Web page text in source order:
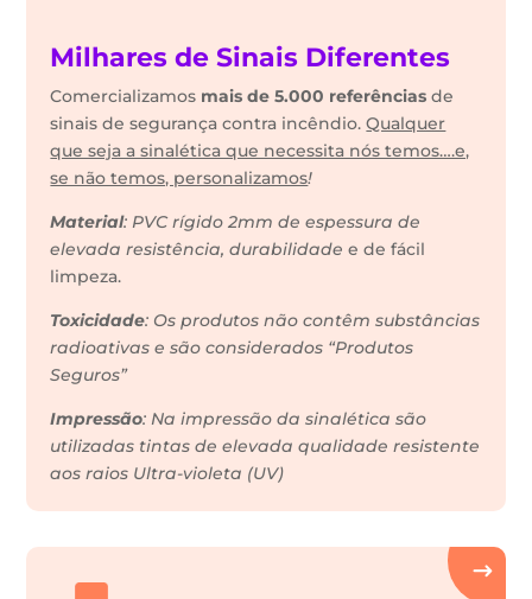
Milhares de Sinais Diferentes
Comercializamos mais de 5.000 referências de
sinais de segurança contra incêndio.Qualquer
que seja a sinalética que necessita nós temos….e,
se não temos, personalizamos!
Material: PVC rígido 2mm de espessura de
elevada resistência, durabilidadee de fácil
limpeza.
Toxicidade: Os produtos não contêm substâncias
radioativas e são considerados “Produtos
Seguros”
Impressão: Na impressão da sinalética são
utilizadas tintas de elevada qualidade resistente
aos raios Ultra-violeta (UV)